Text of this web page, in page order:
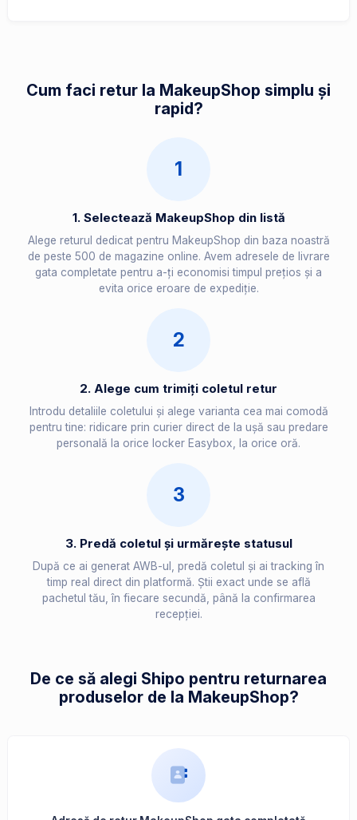
Cum faci retur la MakeupShop simplu și
rapid?
1
1. Selectează MakeupShop din listă
Alege returul dedicat pentru MakeupShop din baza noastră
de peste 500 de magazine online. Avem adresele de livrare
gata completate pentru a-ți economisi timpul prețios și a
evita orice eroare de expediție.
2
2. Alege cum trimiți coletul retur
Introdu detaliile coletului și alege varianta cea mai comodă
pentru tine: ridicare prin curier direct de la ușă sau predare
personală la orice locker Easybox, la orice oră.
3
3. Predă coletul și urmărește statusul
După ce ai generat AWB-ul, predă coletul și ai tracking în
timp real direct din platformă. Știi exact unde se află
pachetul tău, în fiecare secundă, până la confirmarea
recepției.
De ce să alegi Shipo pentru returnarea
produselor de la MakeupShop?